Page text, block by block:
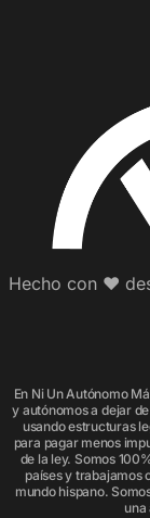
Hecho con ♥️
En Ni Un Autónomo
y autónomos a dejar
usando estructuras
para pagar menos
de la ley. Somos
países y trabajamos
mundo hispano.